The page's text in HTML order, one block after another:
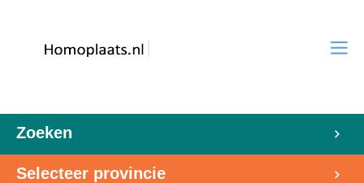
Zoeken
Selecteer provincie